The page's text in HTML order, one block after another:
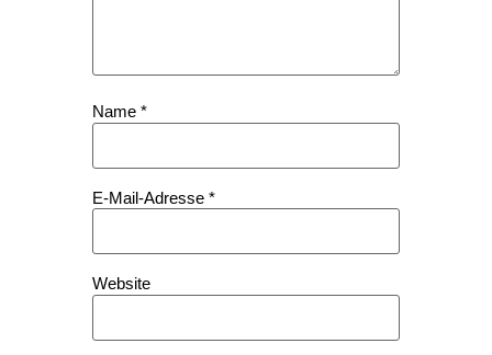
Name *
E-Mail-Adresse *
Website